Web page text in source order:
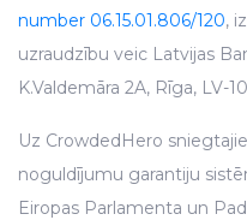
number 06.15.01.806/120,
uzraudzību veic Latvijas
K.Valdemāra 2A, Rīga, LV-
Uz CrowdedHero
noguldījumu garantiju
Eiropas Parlamenta un